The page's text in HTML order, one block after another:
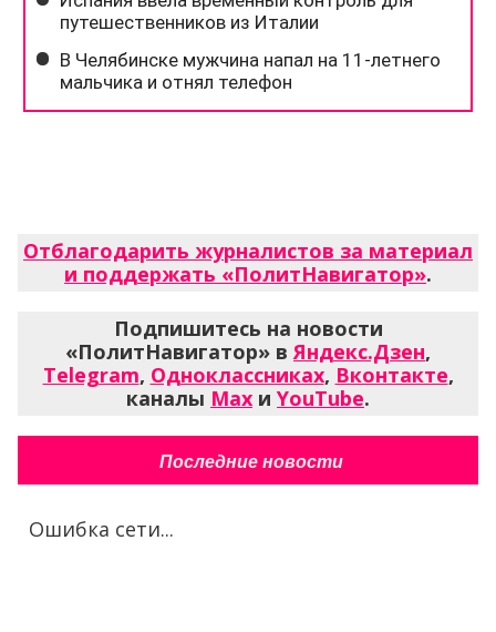
Отблагодарить журналистов за материал
и поддержать «ПолитНавигатор».
Подпишитесь на новости
«ПолитНавигатор» вЯндекс.Дзен,
Telegram, Одноклассниках, Вконтакте,
каналы Max и YouTube.
Последние новости
Ошибка сети...